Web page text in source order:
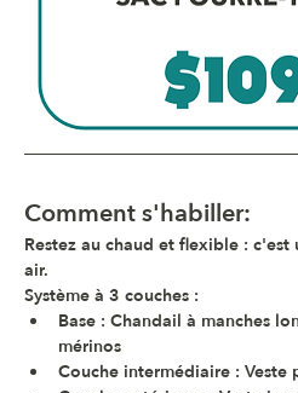
Comment s'habiller:
Restez au chaud et flexible :
air.
Système à 3 couches :
Base : Chandail à manches
mérinos
Couche intermédiaire : Veste